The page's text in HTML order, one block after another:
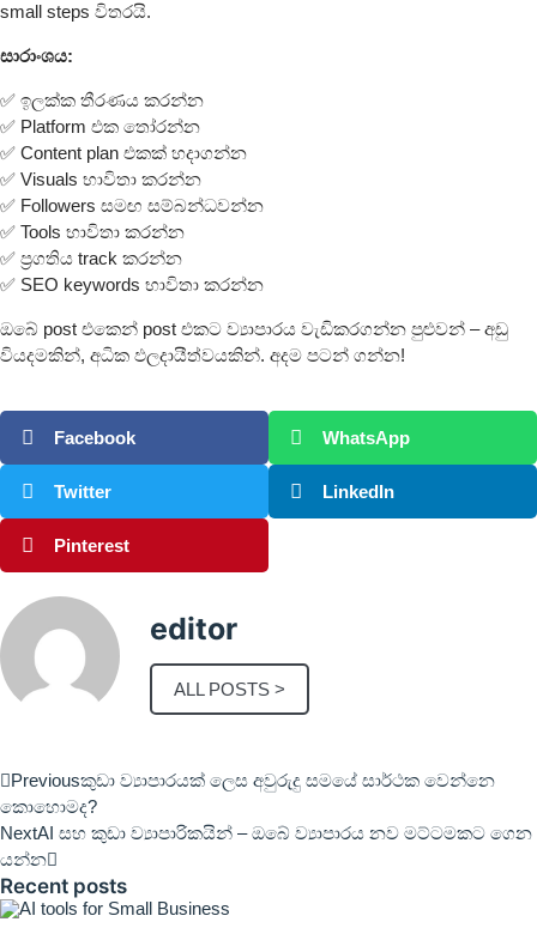
small steps විතරයි.
සාරාංශය:
✅ ඉලක්ක තීරණය කරන්න
✅ Platform එක තෝරන්න
✅ Content plan එකක් හදාගන්න
✅ Visuals භාවිතා කරන්න
✅ Followers සමඟ සම්බන්ධවන්න
✅ Tools භාවිතා කරන්න
✅ ප්‍රගතිය track කරන්න
✅ SEO keywords භාවිතා කරන්න
ඔබේ post එකෙන් post එකට ව්‍යාපාරය වැඩිකරගන්න පුළුවන් – අඩු
වියදමකින්, අධික ඵලදායීත්වයකින්. අදම පටන් ගන්න!
Facebook WhatsApp
Twitter LinkedIn
Pinterest
editor
ALL POSTS >
Previousකුඩා ව්‍යාපාරයක් ලෙස අවුරුදු සමයේ සාර්ථක වෙන්නෙ
කොහොමද?
NextAI සහ කුඩා ව්‍යාපාරිකයින් – ඔබේ ව්‍යාපාරය නව මට්ටමකට ගෙන
යන්න
Recent posts